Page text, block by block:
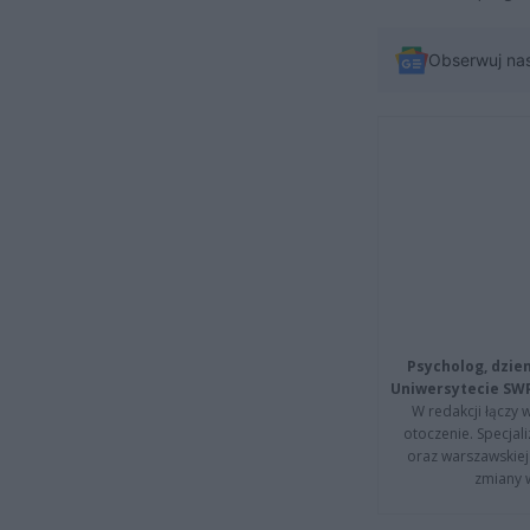
Obserwuj
Psycholog,
Uniwersytecie
W redakcji łączy
otoczenie.
oraz
zmiany